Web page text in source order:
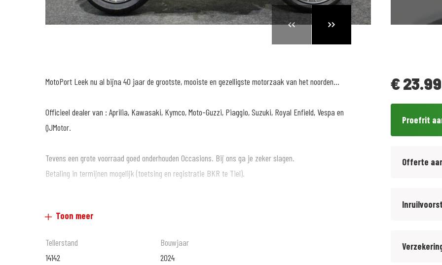
MotoPort Leek nu al bijna 40 jaar de grootste, mooiste en gezelligste motorzaak van het noorden...
Officieel dealer van : Aprilia, Kawasaki, Kymco, Moto-Guzzi, Piaggio, Suzuki, Royal Enfield, Vespa en
QJMotor.
Tevens een grote voorraad goed onderhouden Occasions. Bij ons ga je zeker slagen.
Betaling in termijnen mogelijk (toetsing en registratie BKR te Tiel).
inclusief onvermijdbare kosten.
Voordelig en goed verzekeren? kijk op www.motoportleek.nl voor meer informatie over een voordelige
Toon meer
Tellerstand
14142
Bouwjaar
2024
€
Proefrit
Offerte